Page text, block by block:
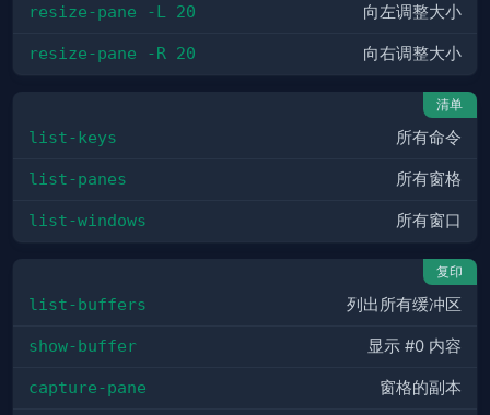
resize-pane -L 20 向左调整大小
resize-pane -R 20 向右调整大小
清单
list-keys 所有命令
list-panes 所有窗格
list-windows 所有窗口
复印
list-buffers 列出所有缓冲区
show-buffer 显示 #0 内容
capture-pane 窗格的副本